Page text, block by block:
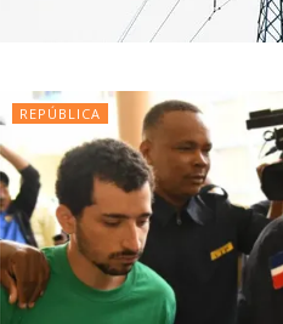
REPÚBLICA